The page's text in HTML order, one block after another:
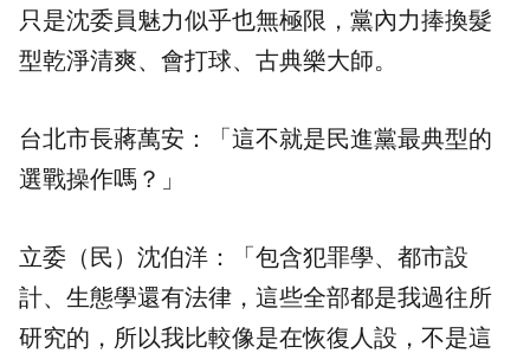
只是沈委員魅力似乎也無極限，黨內力捧換髮
型乾淨清爽、會打球、古典樂大師。
台北市長蔣萬安：「這不就是民進黨最典型的
選戰操作嗎？」
立委（民）沈伯洋：「包含犯罪學、都市設
計、生態學還有法律，這些全部都是我過往所
研究的，所以我比較像是在恢復人設，不是這